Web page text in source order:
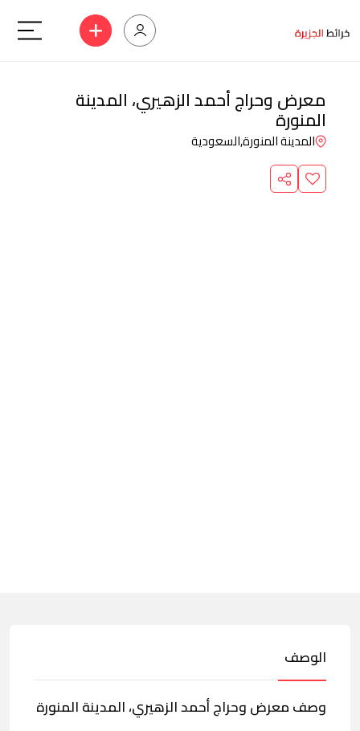
معرض وحراج أحمد الزهيري، المدينة
المنورة
المدينة المنورة,السعودية
الوصف
وصف معرض وحراج أحمد الزهيري، المدينة المنورة